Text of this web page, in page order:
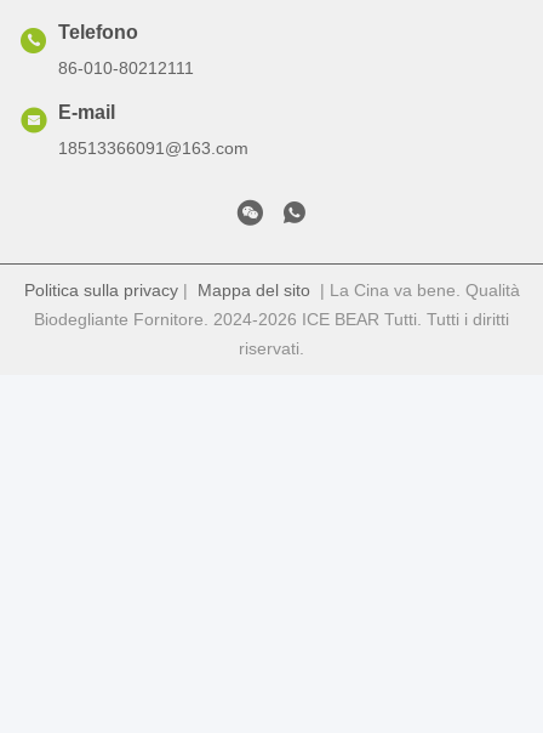
Telefono
86-010-80212111
E-mail
18513366091@163.com
Politica sulla privacy| Mappa del sito| La Cina va bene. Qualità
Biodegliante Fornitore. 2024-2026 ICE BEAR Tutti. Tutti i diritti
riservati.